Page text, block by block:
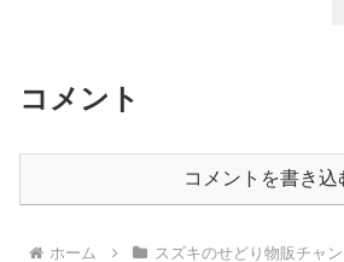
コメント
コメントを書き込
ホーム スズキのせどり物販チャ